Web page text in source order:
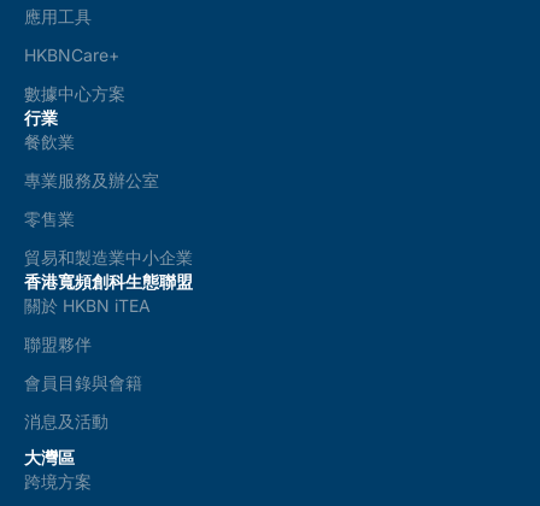
應用工具
HKBNCare+
數據中心方案
行業
餐飲業
專業服務及辦公室
零售業
貿易和製造業中小企業
香港寬頻創科生態聯盟
關於 HKBN iTEA
聯盟夥伴
會員目錄與會籍
消息及活動
大灣區
跨境方案